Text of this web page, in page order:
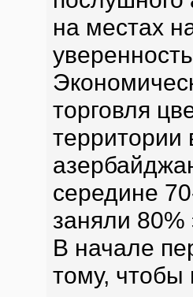
на местах
торговля
середине
заняли 80%
В начале
тому, чтобы